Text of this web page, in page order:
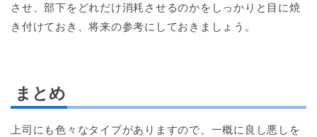
させ、部下をどれだけ消耗させるのかをしっかりと目に焼
き付けておき、将来の参考にしておきましょう。
まとめ
上司にも色々なタイプがありますので、一概に良し悪しを